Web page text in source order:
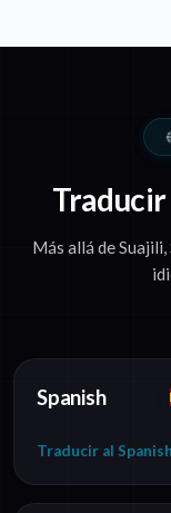
Traducir
Más allá de
Spanish
Traducir al Spanish